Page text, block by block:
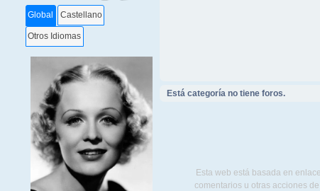
Global Castellano
Otros Idiomas
Está categoría no tiene foros.
Esta web está basada en
comentarios u otras acciones